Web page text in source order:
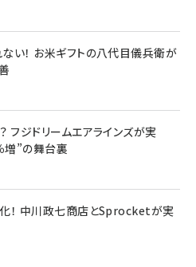
い！ お米ギフトの八代目儀兵衛が
フジドリームエアラインズが実
増”の舞台裏
！ 中川政七商店とSprocketが実